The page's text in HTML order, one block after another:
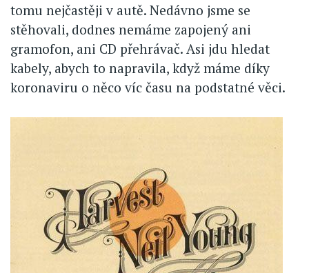
tomu nejčastěji v autě. Nedávno jsme se
stěhovali, dodnes nemáme zapojený ani
gramofon, ani CD přehrávač. Asi jdu hledat
kabely, abych to napravila, když máme díky
koronaviru o něco víc času na podstatné věci.